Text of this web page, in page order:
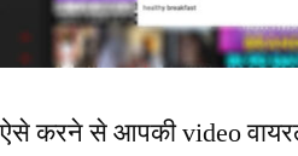
ऐसे करने से आपकी video